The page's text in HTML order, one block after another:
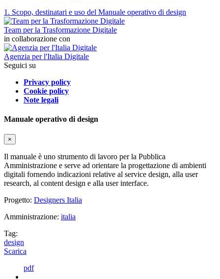
1. Scopo, destinatari e uso del Manuale operativo di design
Team per la Trasformazione Digitale
in collaborazione con
Agenzia per l'Italia Digitale
Seguici su
Privacy policy
Cookie policy
Note legali
Manuale operativo di design
×
Il manuale è uno strumento di lavoro per la Pubblica
Amministrazione e serve ad orientare la progettazione di ambienti
digitali fornendo indicazioni relative al service design, alla user
research, al content design e alla user interface.
Progetto: Designers Italia
Amministrazione: italia
Tag:
design
Scarica
pdf